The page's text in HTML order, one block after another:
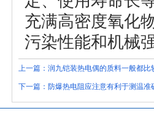
充满高密度氧化
污染性能和机械
上一篇： 润九铠装热电偶的质料一般都比
下一篇： 防爆热电阻应注意有利于测温